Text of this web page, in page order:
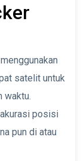
satelit untuk
waktu.
posisi
pun di atau